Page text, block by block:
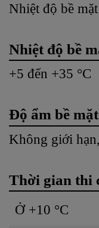
Nhiệt độ bề
Nhiệt độ bề
+5 đến +35 °C
Độ ẩm bề mặt
Không giới
Thời gian thi
Ở +10 °C